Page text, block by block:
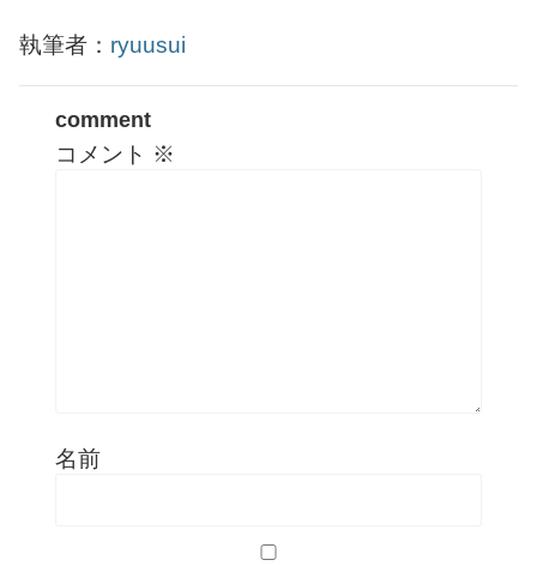
執筆者： ryuusui
comment
コメント ※
名前